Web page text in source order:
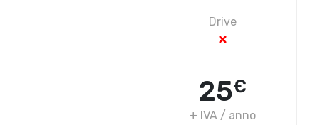
Drive
25€
+ IVA / anno